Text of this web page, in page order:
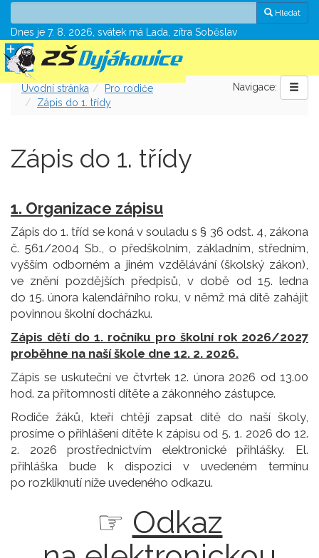
Hledat
Dnes je 7. 8. 2026, svátek má Lada, zítra Soběslav
Navigace:
Úvodní stránka
Pro rodiče
Zápis do 1. třídy
Zápis do 1. třídy
1. Organizace zápisu
Zápis do 1. tříd se koná v souladu s § 36 odst. 4, zákona
č. 561/2004 Sb., o předškolním, základním, středním,
vyšším odborném a jiném vzdělávání (školský zákon),
ve znění pozdějších předpisů, v době od 15. ledna
do 15. února kalendářního roku, v němž má dítě zahájit
povinnou školní docházku.
Zápis dětí do 1. ročníku pro školní rok 2026/2027
proběhne na naší škole dne 12. 2. 2026.
Zápis se uskuteční ve čtvrtek 12. února 2026 od 13.00
hod. za přítomnosti dítěte a zákonného zástupce.
Rodiče žáků, kteří chtějí zapsat dítě do naší školy,
prosíme o přihlášení dítěte k zápisu od 5. 1. 2026 do 12.
2. 2026 prostřednictvím elektronické přihlášky. El.
přihláška bude k dispozici v uvedeném termínu
po rozkliknutí níže uvedeného odkazu.
☞ Odkaz